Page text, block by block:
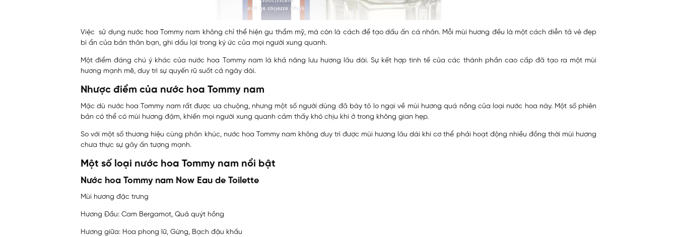
Việc sử dụng nước hoa Tommy nam không chỉ thể hiện gu thẩm mỹ, mà còn là cách để tạo dấu ấn cá nhân. Mỗi mùi hương đều là một cách diễn tả vẻ đẹp
bí ẩn của bản thân bạn, ghi dấu lại trong ký ức của mọi người xung quanh.
Một điểm đáng chú ý khác của nước hoa Tommy nam là khả năng lưu hương lâu dài. Sự kết hợp tinh tế của các thành phần cao cấp đã tạo ra một mùi
hương mạnh mẽ, duy trì sự quyến rũ suốt cả ngày dài.
Nhược điểm của nước hoa Tommy nam
Mặc dù nước hoa Tommy nam rất được ưa chuộng, nhưng một số người dùng đã bày tỏ lo ngại về mùi hương quá nồng của loại nước hoa này. Một số phiên
bản có thể có mùi hương đậm, khiến mọi người xung quanh cảm thấy khó chịu khi ở trong không gian hẹp.
So với một số thương hiệu cùng phân khúc, nước hoa Tommy nam không duy trì được mùi hương lâu dài khi cơ thể phải hoạt động nhiều đồng thời mùi hương
chưa thực sự gây ấn tượng mạnh.
Một số loại nước hoa Tommy nam nổi bật
Nước hoa Tommy nam Now Eau de Toilette
Mùi hương đặc trưng
Hương Đầu: Cam Bergamot, Quả quýt hồng
Hương giữa: Hoa phong lữ, Gừng, Bạch đậu khấu